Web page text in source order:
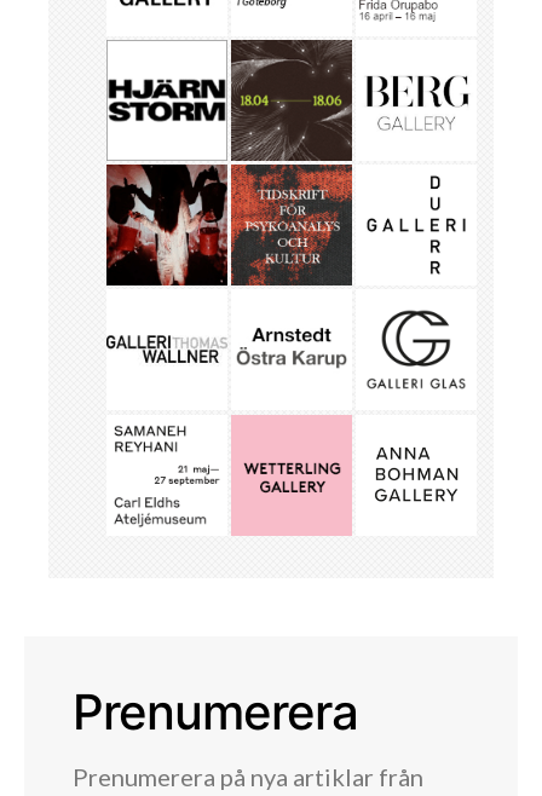
Prenumerera
Prenumerera på nya artiklar från